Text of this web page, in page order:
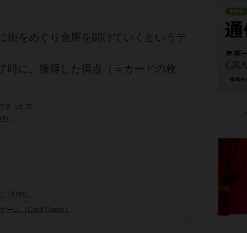
街をめぐり金庫を開けていくというテ
時に、獲得した得点（＝カードの枚
さった方
）
（Kids）
ーム（Card Game）